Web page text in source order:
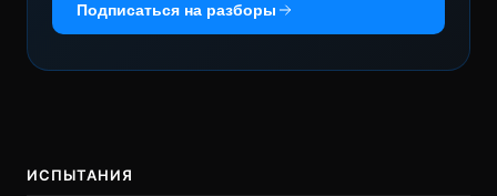
Подписаться на разборы
ИСПЫТАНИЯ